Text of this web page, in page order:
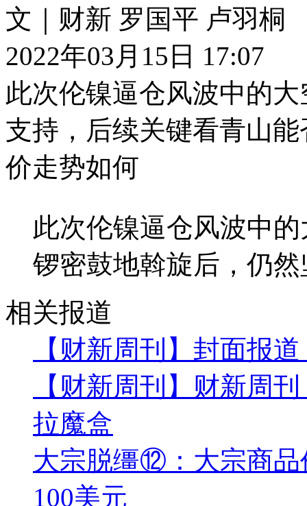
文｜财新 罗国平 卢羽桐
2022年03月15日 17:07
此次伦镍逼仓风波中的
支持，后续关键看青山
价走势如何
此次伦镍逼仓风波中
锣密鼓地斡旋后，仍
相关报道
【财新周刊】封面报
【财新周刊】财新周
拉魔盒
大宗脱缰⑫：大宗商品
100美元